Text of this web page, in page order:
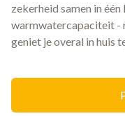
zekerheid samen in
warmwatercapaciteit -
geniet je overal in huis